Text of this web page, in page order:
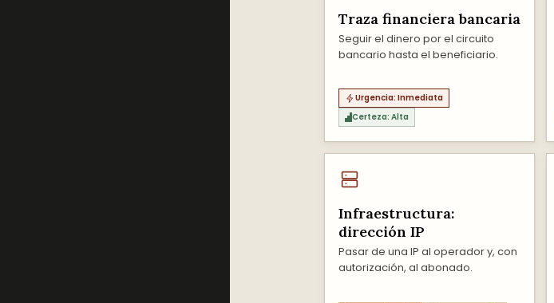
Traza financiera bancaria
Seguir el dinero por el circuito
bancario hasta el beneficiario.
Urgencia: Inmediata
Certeza: Alta
Infraestructura:
dirección IP
Pasar de una IP al operador y, con
autorización, al abonado.